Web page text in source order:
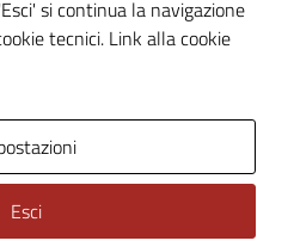
si continua la navigazione
tecnici. Link alla cookie
Esci
disabilitati.
Questi cookie
personali.